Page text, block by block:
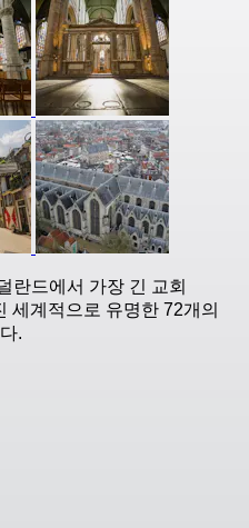
란드에서 가장 긴 교회
세계적으로 유명한 72개의
.